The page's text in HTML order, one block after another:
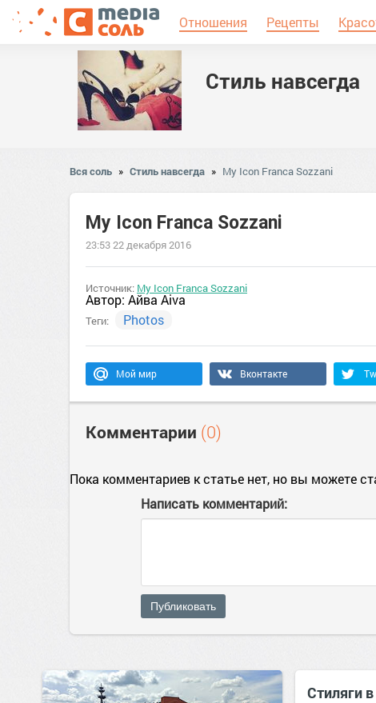
Отношения Рецепты
Стиль навсегда
Вся соль » Стиль навсегда » My Icon Franca Sozzani
My Icon Franca Sozzani
23:53 22 декабря 2016
Источник: My Icon Franca Sozzani
Автор: Айва Aiva
Теги: Photos
Мой мир Вконтакте
Комментарии (0)
Пока комментариев к статье нет, но вы можете
Написать комментарий:
Публиковать
Стиляги